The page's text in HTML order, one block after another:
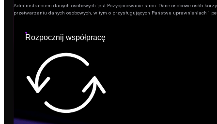
Administratorem danych osobowych jest Pozycjonowanie stron. Dane osobowe osób
przetwarzaniu danych osobowych, w tym o przysługujących Państwu uprawnieniach i
Rozpocznij współpracę